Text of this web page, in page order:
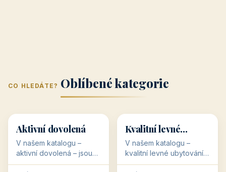
CO HLEDÁTE? Oblíbené kategorie
🥾 36 objektů
Aktivní dovolená
V našem katalogu –
aktivní dovolená – jsou
pro Vás připraveny
💰
💰
34 objektů
Kvalitní levné
ubytování
V našem katalogu –
kvalitní levné ubytování –
jsou pro Vás připraveny